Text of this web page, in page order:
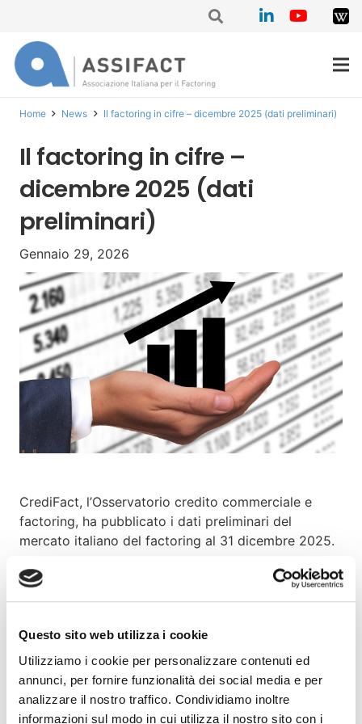
Questo sito web utilizza i cookie
Utilizziamo i cookie per personalizzare contenuti ed
annunci, per fornire funzionalità dei social media e per
analizzare il nostro traffico. Condividiamo inoltre
informazioni sul modo in cui utilizza il nostro sito con i
Home News Il factoring in cifre – dicembre 2025 (dati preliminari)
Il factoring in cifre –
dicembre 2025 (dati
preliminari)
Gennaio 29, 2026
CrediFact, l’Osservatorio credito commerciale e
factoring, ha pubblicato i dati preliminari del
mercato italiano del factoring al 31 dicembre 2025.
Nel corso dell’intero 2025, il mercato italiano del
factoring ha registrato un turnover cumulativo di
rispetto all’anno precedente, al netto degli acquisti
di crediti fiscali derivanti da bonus edilizi. Il mese di
dicembre, in particolare, si è distinto per un risultato
molto positivo: il volume delle operazioni è
aumentato di oltre il 6% rispetto a dicembre